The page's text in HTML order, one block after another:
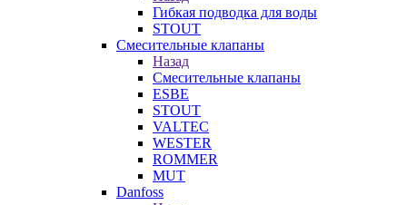
Гибкая подводка для воды
STOUT
Смесительные клапаны
Назад
Смесительные клапаны
ESBE
STOUT
VALTEC
WESTER
ROMMER
MUT
Danfoss